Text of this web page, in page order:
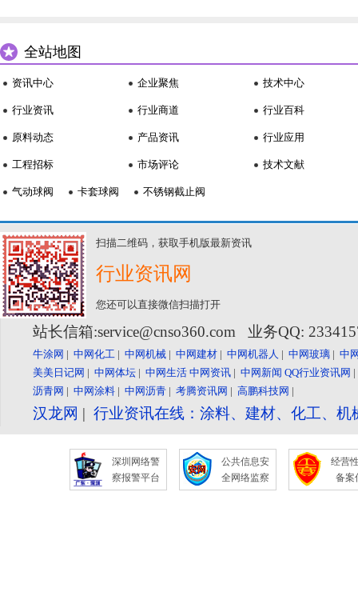
全站地图
资讯中心
行业资讯
原料动态
工程招标
企业聚焦
行业商道
产品资讯
市场评论
技术中心
行业百科
行业应用
技术文献
气动球阀 卡套球阀 不锈钢截止阀
扫描二维码，获取手机版最新资讯
行业资讯网
您还可以直接微信扫描打开
站长信箱:service@cnso360.com 业务QQ:
牛涂网 | 中网化工 | 中网机械 | 中网建材 | 中网机器人 | 中网玻璃 | 中
美美日记网 | 中网体坛 | 中网生活 中网资讯 | 中网新闻 QQ行业资讯网
沥青网 | 中网涂料 | 中网沥青 | 考腾资讯网 | 高鹏科技网 |
汉龙网 | 行业资讯在线：涂料、建材、化工、
深圳网络警
察报警平台
公共信息安
全网络监察
经营
备案